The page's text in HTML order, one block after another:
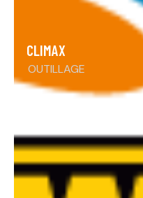
CLIMAX
OUTILLAGE